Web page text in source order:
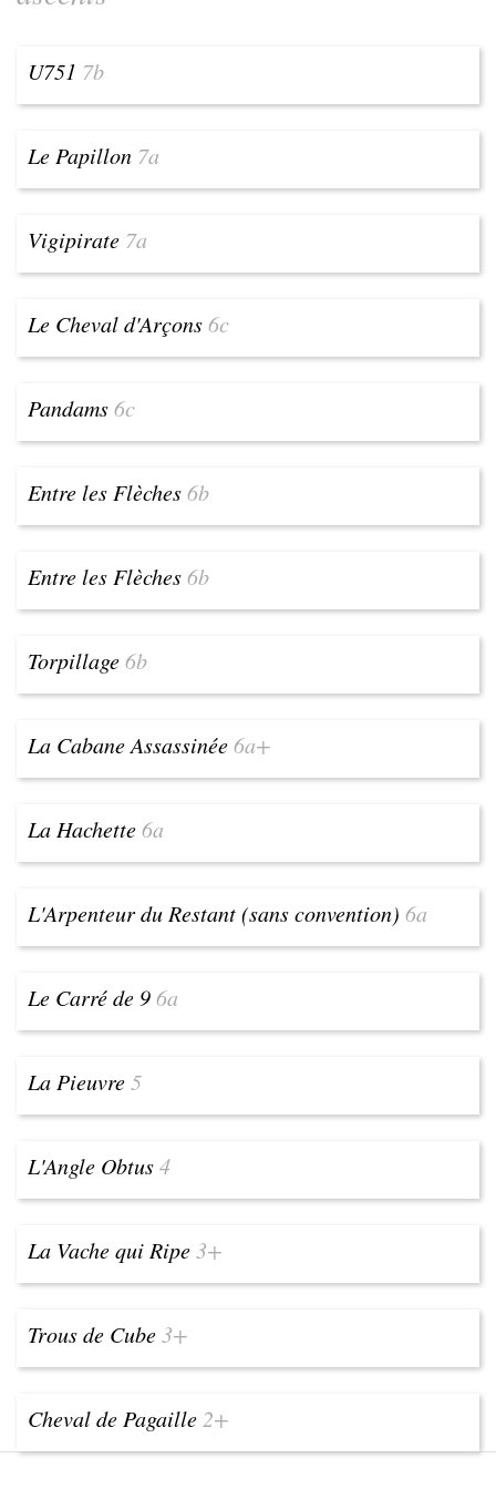
U751 7b
Le Papillon 7a
Vigipirate 7a
Le Cheval d'Arçons6c
Pandams6c
Entre les Flèches6b
Entre les Flèches6b
Torpillage6b
La Cabane Assassinée6a+
La Hachette6a
L'Arpenteur du Restant (sans convention) 6a
Le Carré de 96a
La Pieuvre5
L'Angle Obtus4
La Vache qui Ripe3+
Trous de Cube3+
Cheval de Pagaille 2+